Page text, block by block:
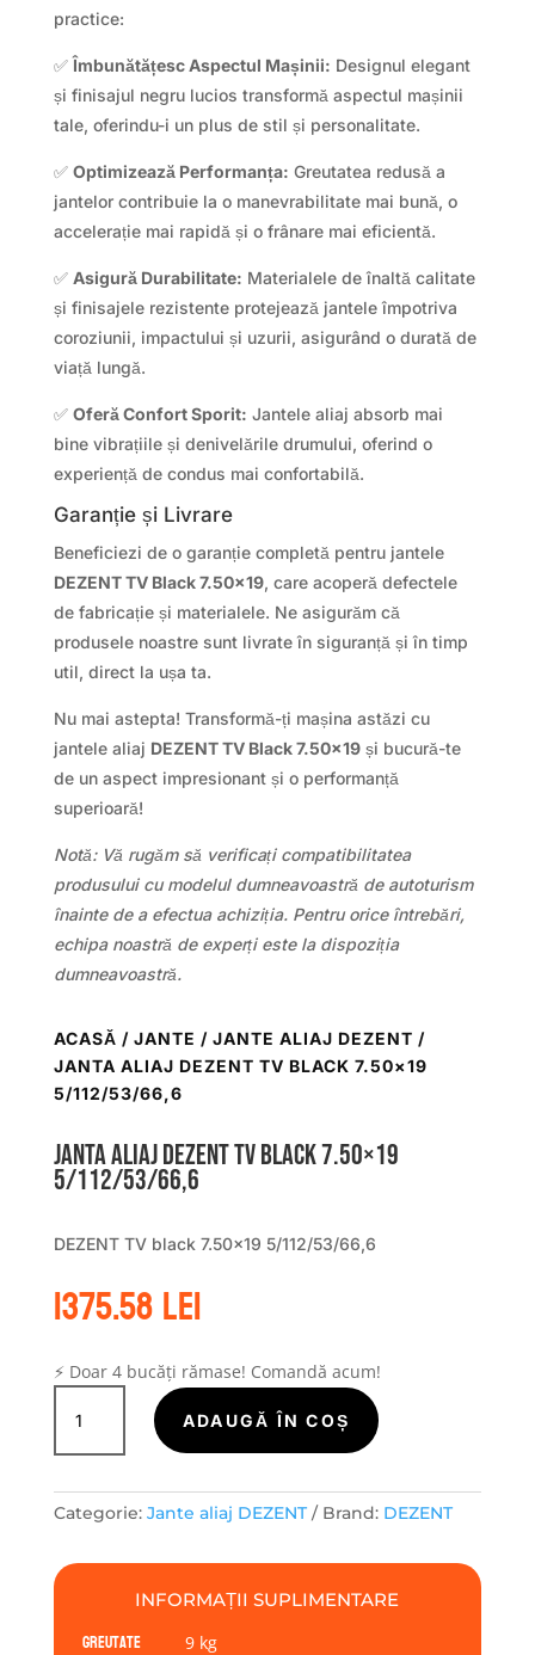
practice:
✅Îmbunătățesc Aspectul Mașinii: Designul elegant
și finisajul negru lucios transformă aspectul mașinii
tale, oferindu-i un plus de stil și personalitate.
✅ Optimizează Performanța: Greutatea redusă a
jantelor contribuie la o manevrabilitate mai bună, o
accelerație mai rapidă și o frânare mai eficientă.
✅ Asigură Durabilitate: Materialele de înaltă calitate
și finisajele rezistente protejează jantele împotriva
coroziunii, impactului și uzurii, asigurând o durată de
viață lungă.
✅ Oferă Confort Sporit: Jantele aliaj absorb mai
bine vibrațiile și denivelările drumului, oferind o
experiență de condus mai confortabilă.
Garanție și Livrare
Beneficiezi de o garanție completă pentru jantele
DEZENT TV Black 7.50×19, care acoperă defectele
de fabricație și materialele. Ne asigurăm că
produsele noastre sunt livrate în siguranță și în timp
util, direct la ușa ta.
Nu mai astepta! Transformă-ți mașina astăzi cu
jantele aliaj DEZENT TV Black 7.50×19și bucură-te
de un aspect impresionant și o performanță
superioară!
Notă: Vă rugăm să verificați compatibilitatea
produsului cu modelul dumneavoastră de autoturism
înainte de a efectua achiziția. Pentru orice întrebări,
echipa noastră de experți este la dispoziția
dumneavoastră.
ACASĂ / JANTE / JANTE ALIAJ DEZENT /
JANTA ALIAJ DEZENT TV BLACK 7.50×19
5/112/53/66,6
Janta aliaj DEZENT TV black 7.50×19
5/112/53/66,6
DEZENT TV black 7.50×19 5/112/53/66,6
1375.58lei
⚡ Doar 4 bucăți rămase! Comandă acum!
Cantitate
Janta
aliaj
TV
7.50x19
5/112/53/66,6
ADAUGĂ ÎN COȘ
Categorie: Jante aliaj DEZENT Brand: DEZENT
INFORMAȚII SUPLIMENTARE
Greutate 9 kg